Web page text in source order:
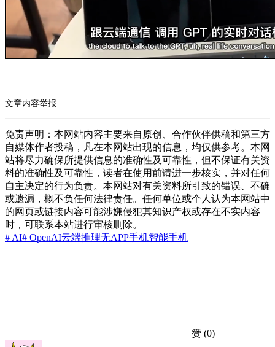
文章内容举报
免责声明：本网站内容主要来自原创、合作伙伴供稿和第三方
自媒体作者投稿，凡在本网站出现的信息，均仅供参考。本网
站将尽力确保所提供信息的准确性及可靠性，但不保证有关资
料的准确性及可靠性，读者在使用前请进一步核实，并对任何
自主决定的行为负责。本网站对有关资料所引致的错误、不确
或遗漏，概不负任何法律责任。任何单位或个人认为本网站中
的网页或链接内容可能涉嫌侵犯其知识产权或存在不实内容
时，可联系本站进行审核删除。
# AI# OpenAI云端推理无APP手机智能手机
赞 (0)